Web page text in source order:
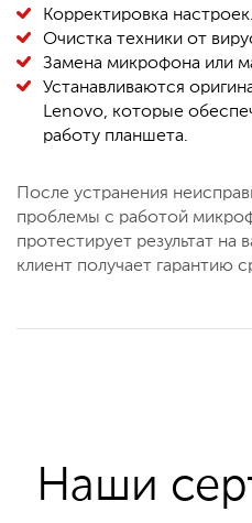
Корректировка настроек.
Очистка техники от
Замена микрофона или
Устанавливаются
Lenovo, которые
работу планшета.
После устранения
проблемы с работой
протестирует результат
клиент получает гарантию
Наши